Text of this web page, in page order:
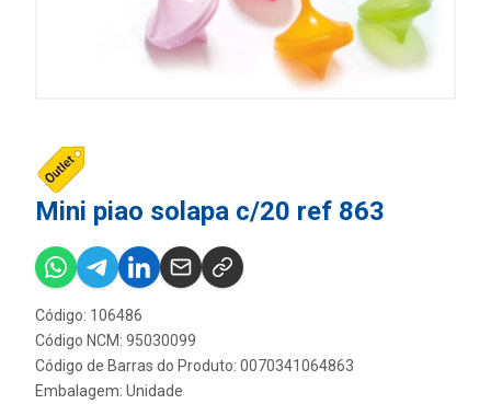
Mini piao solapa c/20 ref 863
Código: 106486
Código NCM: 95030099
Código de Barras do Produto: 0070341064863
Embalagem: Unidade